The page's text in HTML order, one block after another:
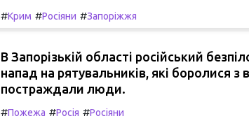
#Крим #Росіяни #Запоріжжя
В Запорізькій області російський
напад на рятувальників, які боролися з
постраждали люди.
#Пожежа #Росія #Росіяни